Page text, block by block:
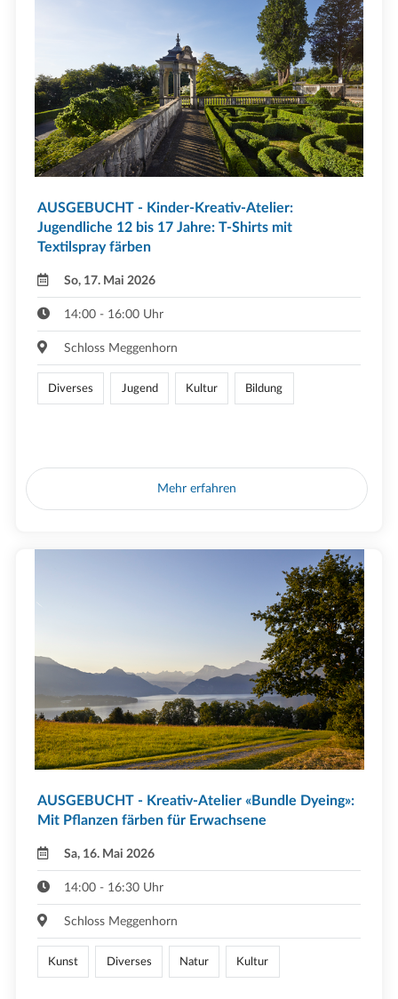
AUSGEBUCHT - Kinder-Kreativ-Atelier:
Jugendliche 12 bis 17 Jahre: T-Shirts mit
Textilspray färben
So, 17. Mai 2026
14:00 - 16:00 Uhr
Schloss Meggenhorn
Diverses Jugend Kultur Bildung
Mehr erfahren
AUSGEBUCHT - Kreativ-Atelier «Bundle Dyeing»:
Mit Pflanzen färben für Erwachsene
Sa, 16. Mai 2026
14:00 - 16:30 Uhr
Schloss Meggenhorn
Kunst Diverses Natur Kultur